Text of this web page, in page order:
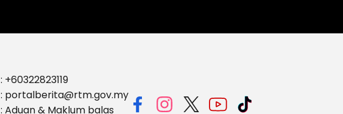
: +60322823119
: portalberita@rtm.gov.my
: Aduan & Maklum balas